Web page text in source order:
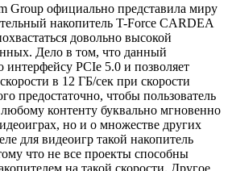
Group официально представила миру
накопитель T-Force CARDEA
довольно высокой
Дело в том, что данный
интерфейсу PCIe 5.0 и позволяет
в 12 ГБ/сек при скорости
предостаточно, чтобы пользователь
контенту буквально мгновенно
но и о множестве других
для видеоигр такой накопитель
что не все проекты способны
на такой скорости. Другое